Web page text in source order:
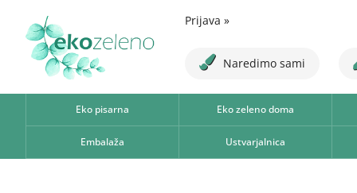
Prijava »
Naredimo sami
Eko pisarna Eko zeleno doma
Embalaža Ustvarjalnica